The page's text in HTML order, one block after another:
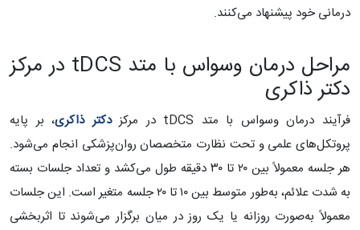
درمانی خود پیشنهاد می‌کنند.
مراحل درمان وسواس با متد tDCS در مرکز
دکتر ذاکری
فرآیند درمان وسواس با متد tDCS در مرکز دکتر ذاکری، بر پایه
پروتکل‌های علمی و تحت نظارت متخصصان روان‌پزشکی انجام می‌شود.
هر جلسه معمولاً بین ۲۰ تا ۳۰ دقیقه طول می‌کشد و تعداد جلسات بسته
به شدت علائم، به‌طور متوسط بین ۱۰ تا ۲۰ جلسه متغیر است. این جلسات
معمولاً به‌صورت روزانه یا یک روز در میان برگزار می‌شوند تا اثربخشی